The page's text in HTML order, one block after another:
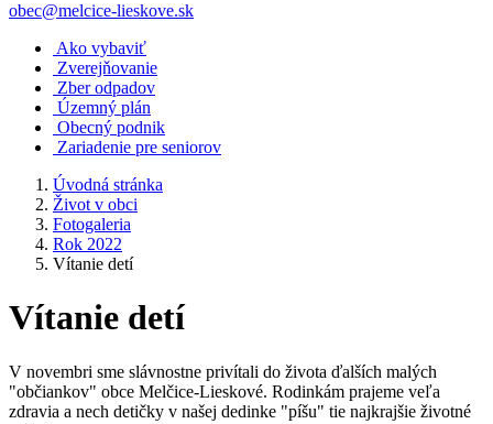
obec@melcice-lieskove.sk
Ako vybaviť
Zverejňovanie
Zber odpadov
Územný plán
Obecný podnik
Zariadenie pre seniorov
Úvodná stránka
Život v obci
Fotogaleria
Rok 2022
Vítanie detí
Vítanie detí
V novembri sme slávnostne privítali do života ďalších malých
"občiankov" obce Melčice-Lieskové. Rodinkám prajeme veľa
zdravia a nech detičky v našej dedinke "píšu" tie najkrajšie životné